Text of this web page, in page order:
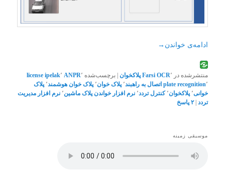
ادامه‌ی خواندن →
منتشرشده در Farsi OCR٬ پلاکخوان |برچسب‌شده ANPR٬ ipelak٬
license
plate recognition٬ اتصال به راهبند٬ پلاک خوان٬ پلاک خوان هوشمند٬ پلاک
خوانی٬ پلاکخوان٬ کنترل تردد٬ نرم افزار خواندن پلاک ماشین٬ نرم افزار مدیریت
تردد |۲ پاسخ
موسیقی زمینه